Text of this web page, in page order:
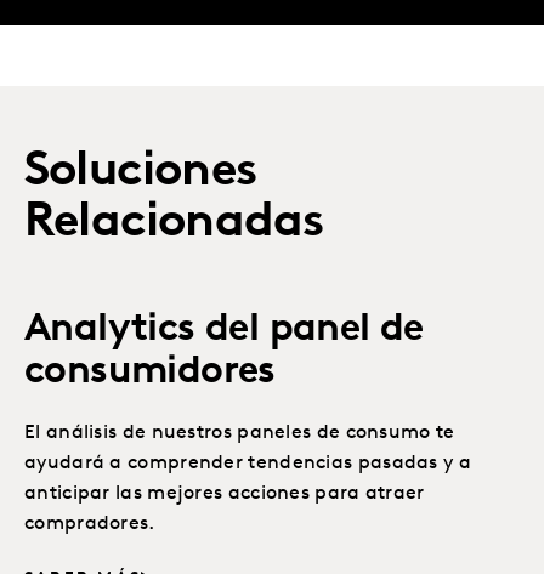
Soluciones
Relacionadas
Analytics del panel de
consumidores
El análisis de nuestros paneles de consumo te
ayudará a comprender tendencias pasadas y a
anticipar las mejores acciones para atraer
compradores.